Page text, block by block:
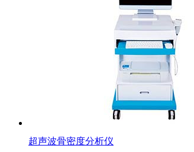
超声波骨密度分析仪